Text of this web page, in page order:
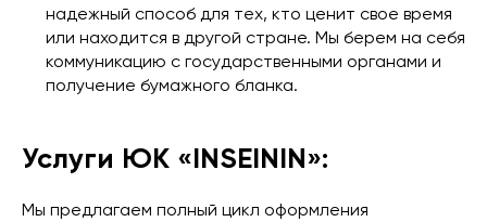
надежный способ для тех, кто ценит свое время
или находится в другой стране. Мы берем на себя
коммуникацию с государственными органами и
получение бумажного бланка.
Услуги ЮК «INSEININ»:
Мы предлагаем полный цикл оформления